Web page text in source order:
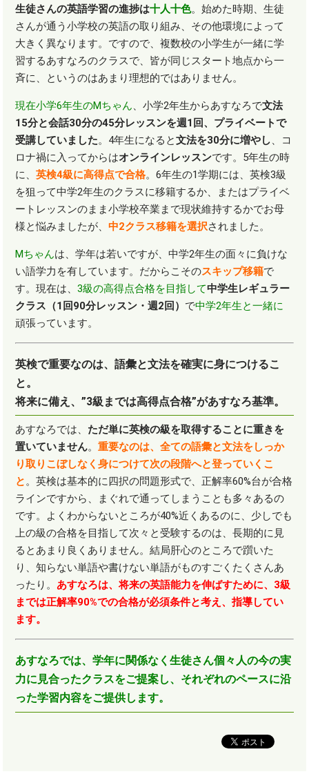
生徒さんの英語学習の進捗は十人十色。始めた時期、生徒
さんが通う小学校の英語の取り組み、その他環境によって
大きく異なります。ですので、複数校の小学生が一緒に学
習するあすなろのクラスで、皆が同じスタート地点から一
斉に、というのはあまり理想的ではありません。
現在小学6年生のMちゃん、小学2年生からあすなろで文法
15分と会話30分の45分レッスンを週1回、プライベートで
受講していました。 4年生になると文法を30分に増やし、コ
ロナ禍に入ってからはオンラインレッスンです。 5年生の時
に、英検4級に高得点で合格。6年生の1学期には、英検3級
を狙って中学2年生のクラスに移籍するか、またはプライベ
ートレッスンのまま小学校卒業まで現状維持するかでお母
様と悩みましたが、中2クラス移籍を選択されました。
Mちゃんは、学年は若いですが、中学2年生の面々に負けな
い語学力を有しています。だからこそのスキップ移籍で
す。現在は、3級の高得点合格を目指して中学生レギュラー
クラス（1回90分レッスン・週2回） で中学2年生と一緒に
頑張っています。
英検で重要なのは、語彙と文法を確実に身につけるこ
と。
将来に備え、”3級までは高得点合格”があすなろ基準。
あすなろでは、 ただ単に英検の級を取得することに重きを
置いていません。重要なのは、全ての語彙と文法をしっか
り取りこぼしなく身につけて次の段階へと登っていくこ
と。英検は基本的に四択の問題形式で、正解率60%台が合格
ラインですから、まぐれで通ってしまうことも多々あるの
です。よくわからないところが40%近くあるのに、少しでも
上の級の合格を目指して次々と受験するのは、長期的に見
るとあまり良くありません。結局肝心のところで躓いた
り、知らない単語や書けない単語がものすごくたくさんあ
ったり。あすなろは、将来の英語能力を伸ばすために、3級
までは正解率90%での合格が必須条件と考え、指導してい
ます。
あすなろでは、学年に関係なく生徒さん個々人の今の実
力に見合ったクラスをご提案し、それぞれのペースに沿
った学習内容をご提供します。